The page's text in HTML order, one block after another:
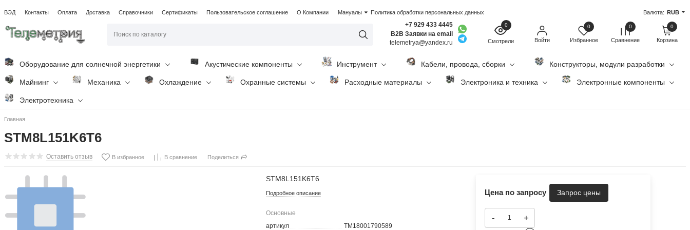
ВЭД Контакты Оплата Доставка Справочники Сертификаты Пользовательское соглашение О Компании Мануалы Политика обработки персональных данных Валюта: RUB
+7 929 433 4445
B2B Заявки на email
telemetrya@yandex.ru
0
Смотрели Войти
0
Избранное
0
Сравнение
0
Корзина
Оборудование для солнечной энергетики Акустические компоненты Инструмент Кабели, провода, сборки Конструкторы, модули разработки
Майнинг Механика Охлаждение Охранные системы Расходные материалы Электроника и техника Электронные компоненты
Электротехника
Главная
STM8L151K6T6
Оставить отзыв В избранное В сравнение Поделиться
STM8L151K6T6
Подробное описание
Основные
артикул
TM18001790589
Цена по запросу
- +